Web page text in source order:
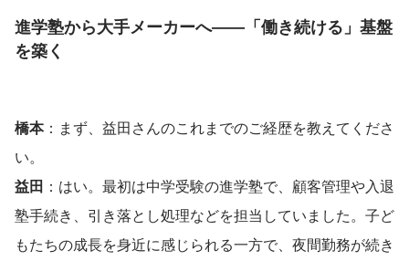
進学塾から大手メーカーへ――「働き続ける」基盤
を築く
橋本：まず、益田さんのこれまでのご経歴を教えてくださ
い。
益田 ：はい。最初は中学受験の進学塾で、顧客管理や入退
塾手続き、引き落とし処理などを担当していました。子ど
もたちの成長を身近に感じられる一方で、夜間勤務が続き